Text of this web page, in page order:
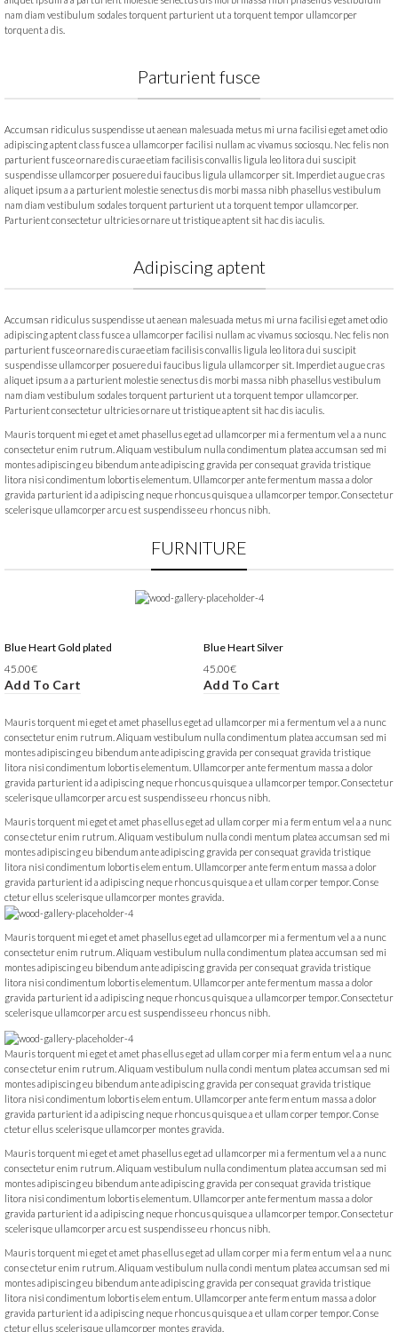
nam diam vestibulum sodales torquent parturient ut a torquent tempor ullamcorper
torquent a dis.
Parturient fusce
Accumsan ridiculus suspendisse ut aenean malesuada metus mi urna facilisi eget amet odio
adipiscing aptent class fusce a ullamcorper facilisi nullam ac vivamus sociosqu. Nec felis non
parturient fusce ornare dis curae etiam facilisis convallis ligula leo litora dui suscipit
suspendisse ullamcorper posuere dui faucibus ligula ullamcorper sit. Imperdiet augue cras
aliquet ipsum a a parturient molestie senectus dis morbi massa nibh phasellus vestibulum
nam diam vestibulum sodales torquent parturient ut a torquent tempor ullamcorper.
Parturient consectetur ultricies ornare ut tristique aptent sit hac dis iaculis.
Adipiscing aptent
Accumsan ridiculus suspendisse ut aenean malesuada metus mi urna facilisi eget amet odio
adipiscing aptent class fusce a ullamcorper facilisi nullam ac vivamus sociosqu. Nec felis non
parturient fusce ornare dis curae etiam facilisis convallis ligula leo litora dui suscipit
suspendisse ullamcorper posuere dui faucibus ligula ullamcorper sit. Imperdiet augue cras
aliquet ipsum a a parturient molestie senectus dis morbi massa nibh phasellus vestibulum
nam diam vestibulum sodales torquent parturient ut a torquent tempor ullamcorper.
Parturient consectetur ultricies ornare ut tristique aptent sit hac dis iaculis.
Mauris torquent mi eget et amet phasellus eget ad ullamcorper mi a fermentum vel a a nunc
consectetur enim rutrum. Aliquam vestibulum nulla condimentum platea accumsan sed mi
montes adipiscing eu bibendum ante adipiscing gravida per consequat gravida tristique
litora nisi condimentum lobortis elementum. Ullamcorper ante fermentum massa a dolor
gravida parturient id a adipiscing neque rhoncus quisque a ullamcorper tempor. Consectetur
scelerisque ullamcorper arcu est suspendisse eu rhoncus nibh.
FURNITURE
Blue Heart Gold plated
45.00€
Add To Cart
Blue Heart Silver
45.00€
Add To Cart
Mauris torquent mi eget et amet phasellus eget ad ullamcorper mi a fermentum vel a a nunc
consectetur enim rutrum. Aliquam vestibulum nulla condimentum platea accumsan sed mi
montes adipiscing eu bibendum ante adipiscing gravida per consequat gravida tristique
litora nisi condimentum lobortis elementum. Ullamcorper ante fermentum massa a dolor
gravida parturient id a adipiscing neque rhoncus quisque a ullamcorper tempor. Consectetur
scelerisque ullamcorper arcu est suspendisse eu rhoncus nibh.
Mauris torquent mi eget et amet phas ellus eget ad ullam corper mi a ferm entum vel a a nunc
conse ctetur enim rutrum. Aliquam vestibulum nulla condi mentum platea accumsan sed mi
montes adipiscing eu bibendum ante adipiscing gravida per consequat gravida tristique
litora nisi condimentum lobortis elem entum. Ullamcorper ante ferm entum massa a dolor
gravida parturient id a adipiscing neque rhoncus quisque a et ullam corper tempor. Conse
ctetur ellus scelerisque ullamcorper montes gravida.
Mauris torquent mi eget et amet phasellus eget ad ullamcorper mi a fermentum vel a a nunc
consectetur enim rutrum. Aliquam vestibulum nulla condimentum platea accumsan sed mi
montes adipiscing eu bibendum ante adipiscing gravida per consequat gravida tristique
litora nisi condimentum lobortis elementum. Ullamcorper ante fermentum massa a dolor
gravida parturient id a adipiscing neque rhoncus quisque a ullamcorper tempor. Consectetur
scelerisque ullamcorper arcu est suspendisse eu rhoncus nibh.
Mauris torquent mi eget et amet phas ellus eget ad ullam corper mi a ferm entum vel a a nunc
conse ctetur enim rutrum. Aliquam vestibulum nulla condi mentum platea accumsan sed mi
montes adipiscing eu bibendum ante adipiscing gravida per consequat gravida tristique
litora nisi condimentum lobortis elem entum. Ullamcorper ante ferm entum massa a dolor
gravida parturient id a adipiscing neque rhoncus quisque a et ullam corper tempor. Conse
ctetur ellus scelerisque ullamcorper montes gravida.
Mauris torquent mi eget et amet phasellus eget ad ullamcorper mi a fermentum vel a a nunc
consectetur enim rutrum. Aliquam vestibulum nulla condimentum platea accumsan sed mi
montes adipiscing eu bibendum ante adipiscing gravida per consequat gravida tristique
litora nisi condimentum lobortis elementum. Ullamcorper ante fermentum massa a dolor
gravida parturient id a adipiscing neque rhoncus quisque a ullamcorper tempor. Consectetur
scelerisque ullamcorper arcu est suspendisse eu rhoncus nibh.
Mauris torquent mi eget et amet phas ellus eget ad ullam corper mi a ferm entum vel a a nunc
conse ctetur enim rutrum. Aliquam vestibulum nulla condi mentum platea accumsan sed mi
montes adipiscing eu bibendum ante adipiscing gravida per consequat gravida tristique
litora nisi condimentum lobortis elem entum. Ullamcorper ante ferm entum massa a dolor
gravida parturient id a adipiscing neque rhoncus quisque a et ullam corper tempor. Conse
ctetur ellus scelerisque ullamcorper montes gravida.